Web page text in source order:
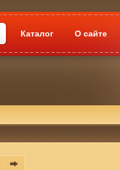
Каталог О сайте